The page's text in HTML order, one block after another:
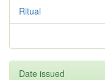
Ritual
Date issued